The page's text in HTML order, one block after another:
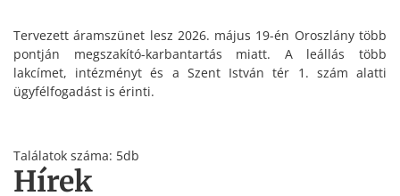
Hírek
Tervezett áramszünet lesz 2026. május 19-én Oroszlány több
pontján megszakító-karbantartás miatt. A leállás több
lakcímet, intézményt és a Szent István tér 1. szám alatti
ügyfélfogadást is érinti.
Találatok száma: 5db